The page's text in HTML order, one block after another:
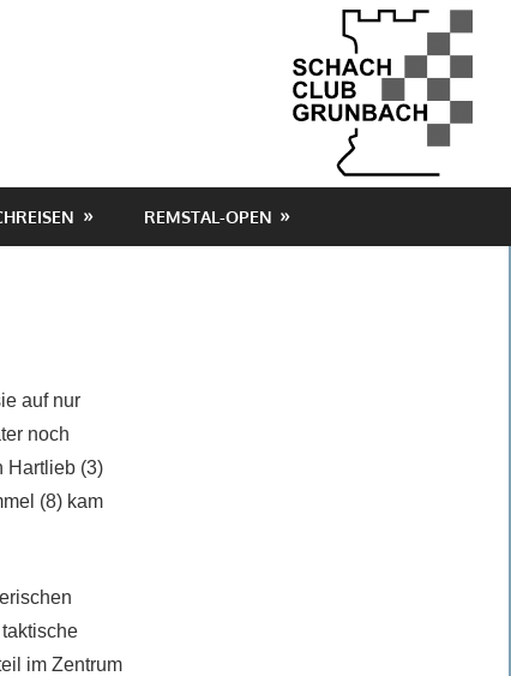
REMSTAL-OPEN
auf nur
noch
Hartlieb (3)
(8) kam
im Zentrum